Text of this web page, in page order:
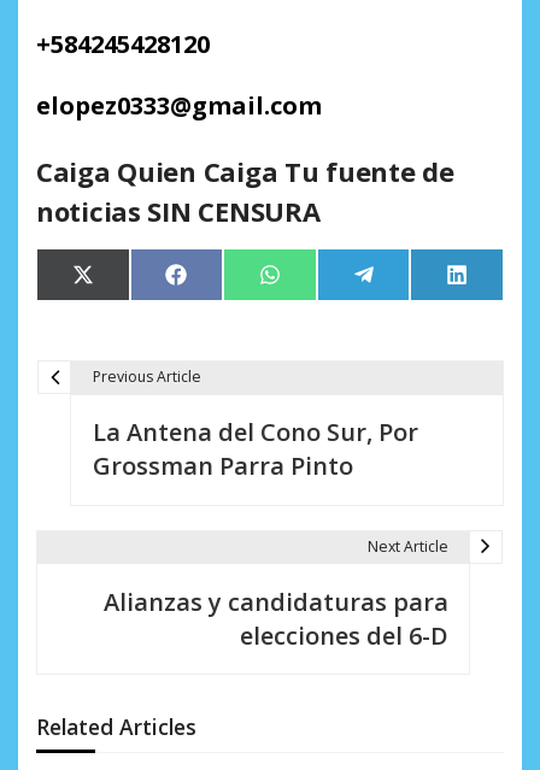
+584245428120
elopez0333@gmail.com
Caiga Quien Caiga Tu fuente de
noticias SIN CENSURA
Compartir
en
X
(Twitter)
Compartir
en
Facebook Compartir
en
WhatsApp Compartir
en
Telegram
en
LinkedIn
ó
Previous Article
La Antena del Cono Sur, Por
Grossman Parra Pinto
Next Article
Alianzas y candidaturas para
elecciones del 6-D
Related Articles